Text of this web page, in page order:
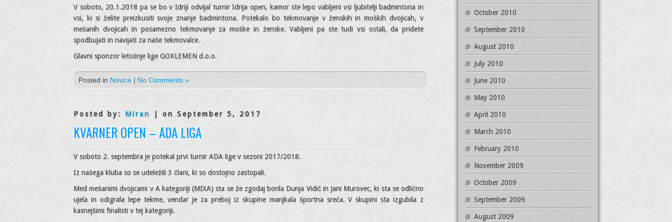
V soboto, 20.1.2018 pa se bo v Idriji odvijal turnir Idrija open, kamor ste lepo vabljeni vsi ljubitelji badmintona in
vsi, ki si želite preizkusiti svoje znanje badmintona. Potekalo bo tekmovanje v ženskih in moških dvojicah, v
mešanih dvojicah in posamezno tekmovanje za moške in ženske. Vabljeni pa ste tudi vsi ostali, da pridete
spodbujati in navijati za naše tekmovalce.
Glavni sponzor letošnje lige GOKLEMEN d.o.o.
Posted in Novice | No Comments »
Posted by: Miran | on September 5, 2017
KVARNER OPEN – ADA LIGA
V soboto 2. septembra je potekal prvi turnir ADA lige v sezoni 2017/2018.
Iz našega kluba so se udeležili 3 člani, ki so dostojno zastopali.
Med mešanimi dvojicami v A kategoriji (MIXA) sta se že zgodaj borila Dunja Vidič in Jani Murovec, ki sta se odlično
ujela in odigrala lepe tekme, vendar je za preboj iz skupine manjkala športna sreča. V skupini sta izgubila z
kasnejšimi finalisti v tej kategoriji.
October 2010
September 2010
August 2010
July 2010
June 2010
May 2010
April 2010
March 2010
February 2010
November 2009
October 2009
September 2009
August 2009